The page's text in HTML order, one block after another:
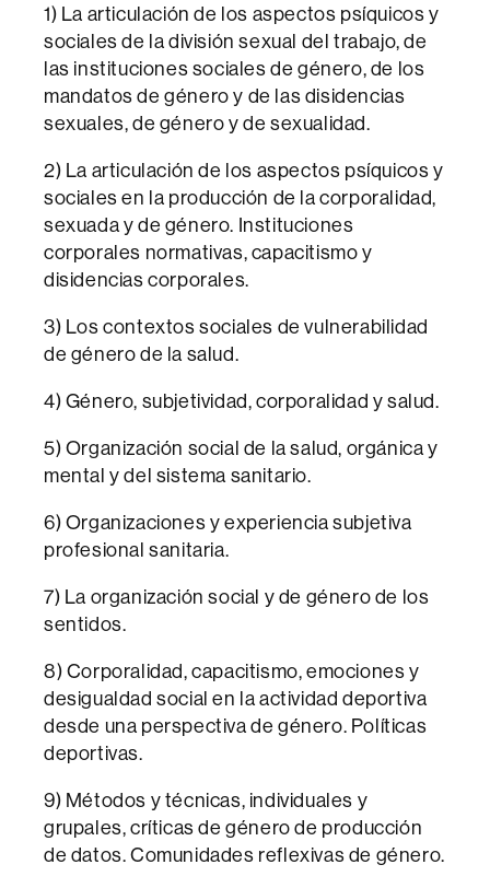
1) La articulación de los aspectos psíquicos y
sociales de la división sexual del trabajo, de
las instituciones sociales de género, de los
mandatos de género y de las disidencias
sexuales, de género y de sexualidad.
2) La articulación de los aspectos psíquicos y
sociales en la producción de la corporalidad,
sexuada y de género. Instituciones
corporales normativas, capacitismo y
disidencias corporales.
3) Los contextos sociales de vulnerabilidad
de género de la salud.
4) Género, subjetividad, corporalidad y salud.
5) Organización social de la salud, orgánica y
mental y del sistema sanitario.
6) Organizaciones y experiencia subjetiva
profesional sanitaria.
7) La organización social y de género de los
sentidos.
8) Corporalidad, capacitismo, emociones y
desigualdad social en la actividad deportiva
desde una perspectiva de género. Políticas
deportivas.
9) Métodos y técnicas, individuales y
grupales, críticas de género de producción
de datos. Comunidades reflexivas de género.